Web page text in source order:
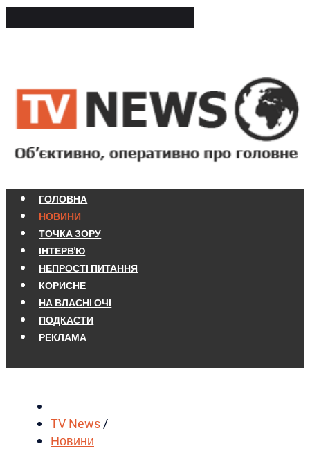
ГОЛОВНА
НОВИНИ
ТОЧКА ЗОРУ
ІНТЕРВ'Ю
НЕПРОСТІ ПИТАННЯ
КОРИСНЕ
НА ВЛАСНІ ОЧІ
ПОДКАСТИ
РЕКЛАМА
TV News/
Новини